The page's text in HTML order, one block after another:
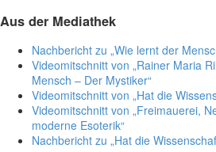
Aus der Mediathek
Nachbericht zu „Wie lernt der
Videomitschnitt von „Rainer Maria
Mensch – Der Mystiker“
Videomitschnitt von „Hat die
Videomitschnitt von „Freimauerei,
moderne Esoterik“
Nachbericht zu „Hat die